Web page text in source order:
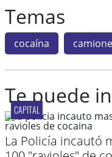
Temas
cocaína
Te puede
CAPITAL
La Policía incautó